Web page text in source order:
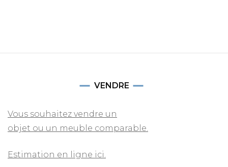
VENDRE
Vous souhaitez vendre un
objet ou un meuble comparable.
Estimation en ligne ici.